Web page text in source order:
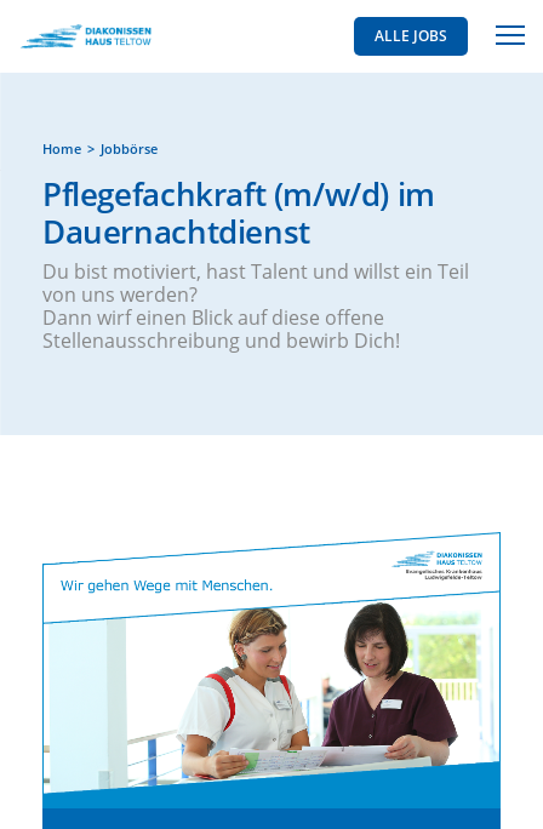
ALLE JOBS
Home Jobbörse
Pflegefachkraft (m/w/d) im
Dauernachtdienst
Du bist motiviert, hast Talent und willst ein Teil
von uns werden?
Dann wirf einen Blick auf diese offene
Stellenausschreibung und bewirb Dich!